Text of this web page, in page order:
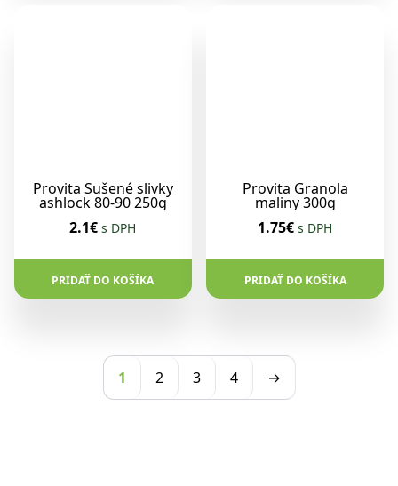
Provita Sušené slivky
ashlock 80-90 250g
2.1€ s DPH
PRIDAŤ DO KOŠÍKA
Provita Granola
maliny 300g
1.75€ s DPH
PRIDAŤ DO KOŠÍKA
1 2 3 4 →